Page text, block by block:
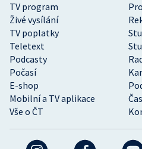
TV program
Živé vysílání
TV poplatky
Teletext
Podcasty
Počasí
E-shop
Mobilní a TV aplikace
Vše o ČT